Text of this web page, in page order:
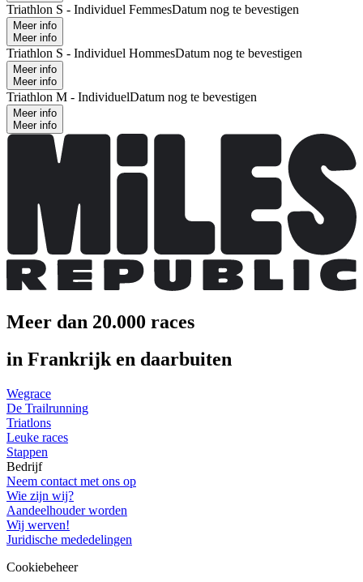
Triathlon S - Individuel FemmesDatum nog te bevestigen
Meer info
Meer info
Triathlon S - Individuel HommesDatum nog te bevestigen
Meer info
Meer info
Triathlon M - IndividuelDatum nog te bevestigen
Meer info
Meer info
Meer dan 20.000 races
in Frankrijk en daarbuiten
Wegrace
De Trailrunning
Triatlons
Leuke races
Stappen
Bedrijf
Neem contact met ons op
Wie zijn wij?
Aandeelhouder worden
Wij werven!
Juridische mededelingen
Cookiebeheer